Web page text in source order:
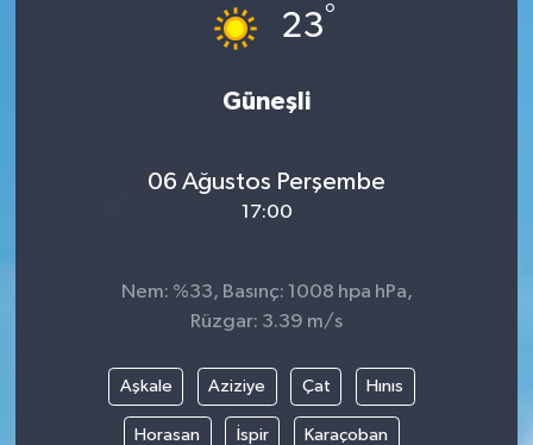
23°
Güneşli
06 Ağustos Perşembe
17:00
Nem: %33, Basınç: 1008 hpa hPa,
Rüzgar: 3.39 m/s
Aşkale Aziziye Çat Hınıs
Horasan İspir Karaçoban